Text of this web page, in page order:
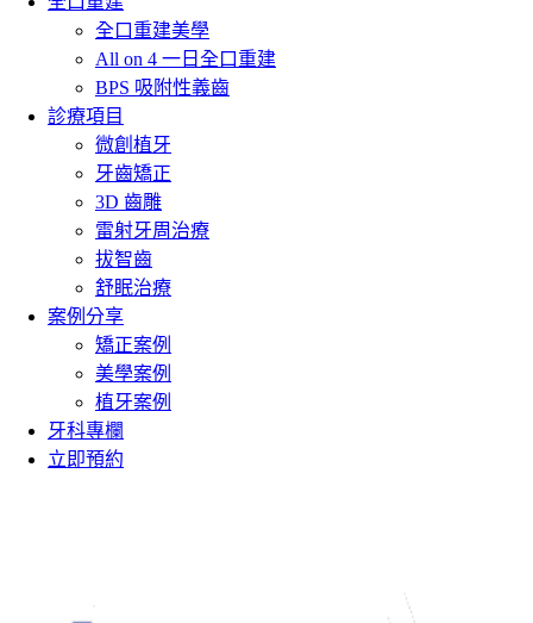
全口重建美學
All on 4 一日全口重建
BPS 吸附性義齒
診療項目
微創植牙
牙齒矯正
3D 齒雕
雷射牙周治療
拔智齒
舒眠治療
案例分享
矯正案例
美學案例
植牙案例
牙科專欄
立即預約